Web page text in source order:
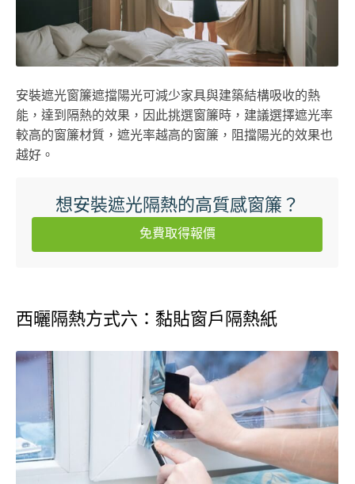
安裝遮光窗簾遮擋陽光可減少家具與建築結構吸收的熱
能，達到隔熱的效果，因此挑選窗簾時，建議選擇遮光率
較高的窗簾材質，遮光率越高的窗簾，阻擋陽光的效果也
越好。
想安裝遮光隔熱的高質感窗簾？
免費取得報價
西曬隔熱方式六：黏貼窗戶隔熱紙